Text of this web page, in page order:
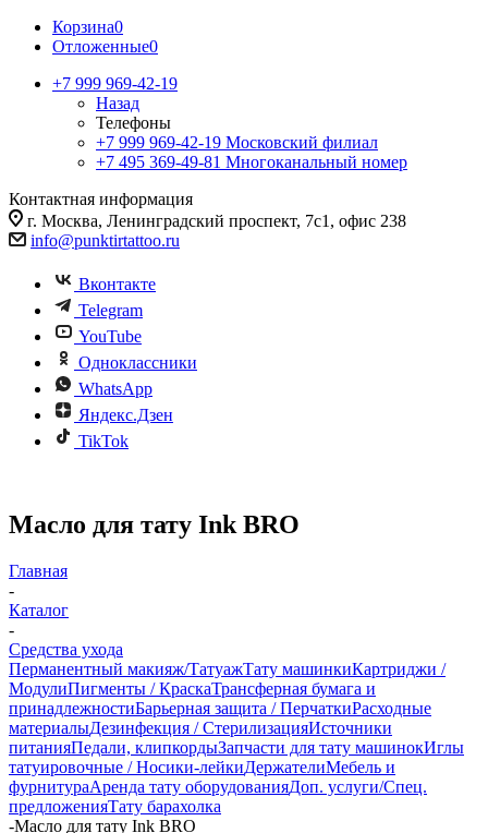
Корзина0
Отложенные0
+7 999 969-42-19
Назад
Телефоны
+7 999 969-42-19 Московский филиал
+7 495 369-49-81 Многоканальный номер
Контактная информация
г. Москва, Ленинградский проспект, 7с1, офис 238
info@punktirtattoo.ru
Вконтакте
Telegram
YouTube
Одноклассники
WhatsApp
Яндекс.Дзен
TikTok
Масло для тату Ink BRO
Главная
-
Каталог
-
Средства ухода
Перманентный макияж/ТатуажТату машинкиКартриджи /
МодулиПигменты / КраскаТрансферная бумага и
принадлежностиБарьерная защита / ПерчаткиРасходные
материалыДезинфекция / СтерилизацияИсточники
питанияПедали, клипкордыЗапчасти для тату машинокИглы
татуировочные / Носики-лейкиДержателиМебель и
фурнитураАренда тату оборудованияДоп. услуги/Спец.
предложенияТату барахолка
-Масло для тату Ink BRO